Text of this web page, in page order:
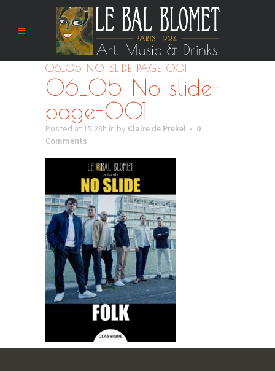
06_05 NO SLIDE-PAGE-001
06_05 No slide-
page-001
Posted at 15:28h in by Claire de Prekel
0
Comments